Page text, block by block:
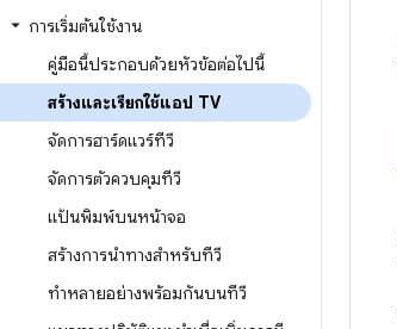
การเริ่มต้นใช้งาน
คู่มือนี้ประกอบด้วยหัวข้อต่อไปนี้
สร้างและเรียกใช้แอป TV
จัดการฮาร์ดแวร์ทีวี
จัดการตัวควบคุมทีวี
แป้นพิมพ์บนหน้าจอ
สร้างการนำทางสำหรับทีวี
ทําหลายอย่างพร้อมกันบนทีวี